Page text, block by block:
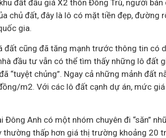
đất đấu giáX2 thôn Đông Trù, người
chủ đất, đây là lô có mặt tiền đẹp, đường
gia.
đất cũng đã tăng mạnh trước thông tin có
đầu tư vẫn có thể tìm thấy những lô đất
“tuyệt chủng”. Ngay cả những mảnh đất
m2. Với các lô đất cạnh dự án, mức
Đông Anh có một nhóm chuyên đi “săn”
thường thấp hơn giá thị trường khoảng 20